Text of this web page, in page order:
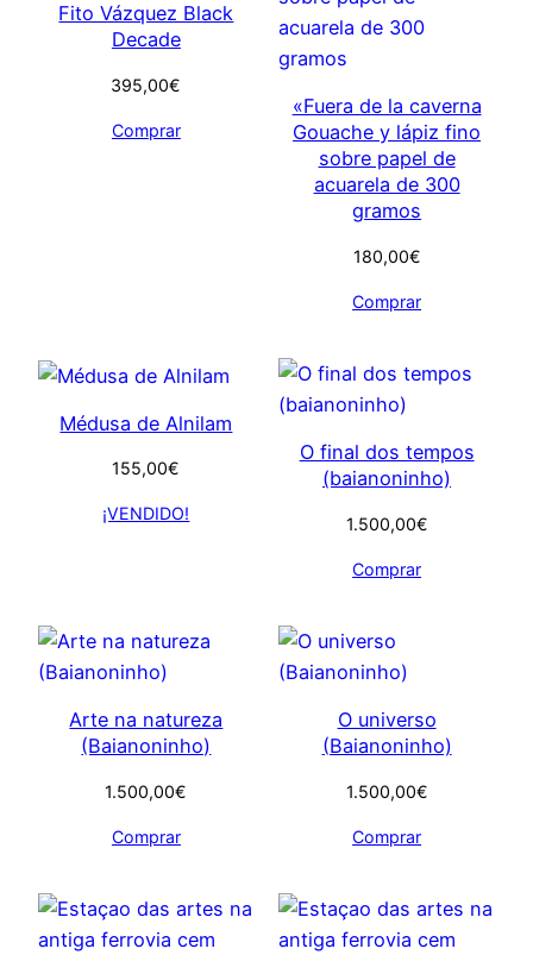
Fito Vázquez Black
Decade
395,00€
Comprar
«Fuera de la caverna
Gouache y lápiz fino
sobre papel de
acuarela de 300
gramos
180,00€
Comprar
Médusa de Alnilam
155,00€
¡VENDIDO!
O final dos tempos
(baianoninho)
1.500,00€
Comprar
Arte na natureza
(Baianoninho)
1.500,00€
Comprar
O universo
(Baianoninho)
1.500,00€
Comprar